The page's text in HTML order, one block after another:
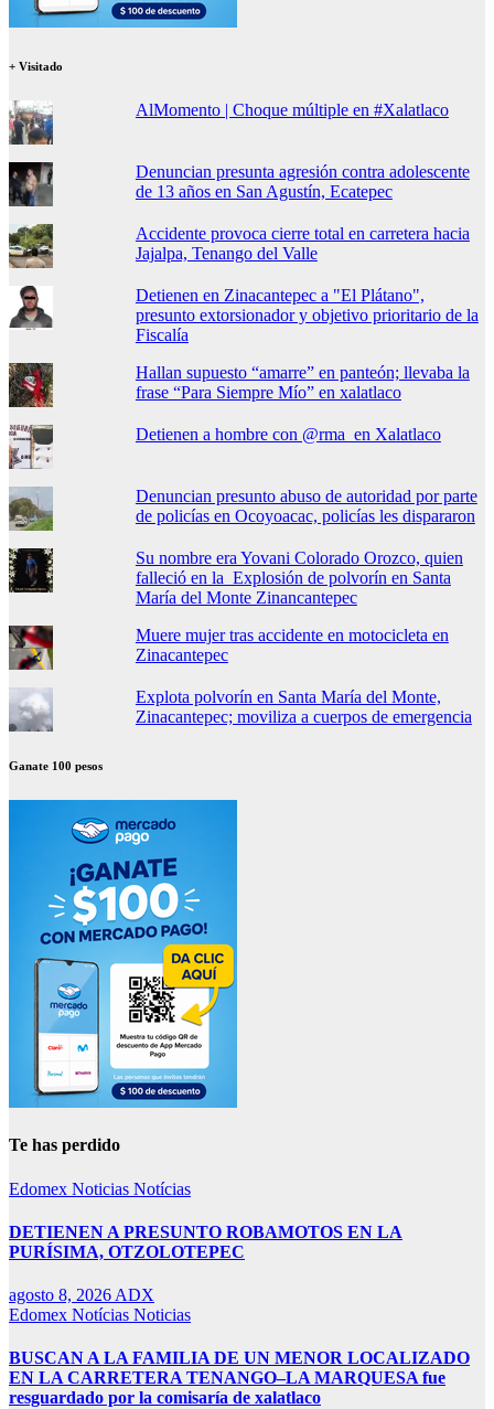
+ Visitado
AlMomento | Choque múltiple en #Xalatlaco
Denuncian presunta agresión contra adolescente
de 13 años en San Agustín, Ecatepec
Accidente provoca cierre total en carretera hacia
Jajalpa, Tenango del Valle
Detienen en Zinacantepec a "El Plátano",
presunto extorsionador y objetivo prioritario de la
Fiscalía
Hallan supuesto “amarre” en panteón; llevaba la
frase “Para Siempre Mío” en xalatlaco
Detienen a hombre con @rma en Xalatlaco
Denuncian presunto abuso de autoridad por parte
de policías en Ocoyoacac, policías les dispararon
Su nombre era Yovani Colorado Orozco, quien
falleció en la Explosión de polvorín en Santa
María del Monte Zinancantepec
Muere mujer tras accidente en motocicleta en
Zinacantepec
Explota polvorín en Santa María del Monte,
Zinacantepec; moviliza a cuerpos de emergencia
Ganate 100 pesos
Te has perdido
Edomex Noticias Notícias
DETIENEN A PRESUNTO ROBAMOTOS EN LA
PURÍSIMA, OTZOLOTEPEC
agosto 8, 2026 ADX
Edomex Notícias Noticias
BUSCAN A LA FAMILIA DE UN MENOR LOCALIZADO
EN LA CARRETERA TENANGO–LA MARQUESA fue
resguardado por la comisaría de xalatlaco